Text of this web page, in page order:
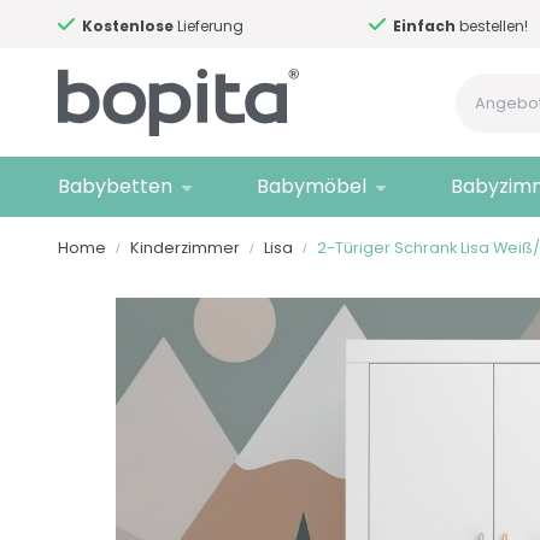
KostenloseLieferung Einfach bestellen!
Babybetten Babymöbel
Home Kinderzimmer Lisa 2-Türiger Schrank Lisa